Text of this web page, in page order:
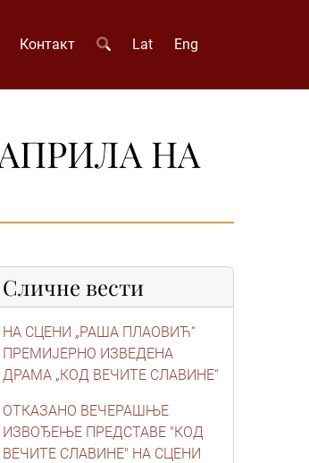
Контакт Lat Eng
НА
Сличне вести
НА СЦЕНИ „РАША ПЛАОВИЋ“
ПРЕМИЈЕРНО ИЗВЕДЕНА
ДРАМА „КОД ВЕЧИТЕ СЛАВИНЕ“
ОТКАЗАНО ВЕЧЕРАШЊЕ
ИЗВОЂЕЊЕ ПРЕДСТАВЕ "КОД
ВЕЧИТЕ СЛАВИНЕ" НА СЦЕНИ